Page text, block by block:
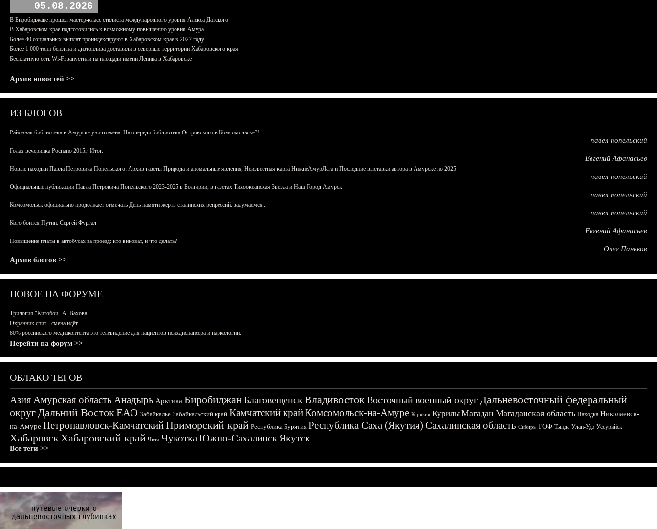
05.08.2026
В Биробиджане прошел мастер-класс стилиста международного уровня Алекса Датского
В Хабаровском крае подготовились к возможному повышению уровня Амура
Более 40 социальных выплат проиндексируют в Хабаровском крае в 2027 году
Более 1 000 тонн бензина и дизтоплива доставили в северные территории Хабаровского края
Бесплатную сеть Wi-Fi запустили на площади имени Ленина в Хабаровске
Архив новостей >>
ИЗ БЛОГОВ
Районная библиотека в Амурске уничтожена. На очереди библиотека Островского в Комсомольске?!
павел попельский
Голая вечеринка Роснано 2015г. Итог.
Евгений Афанасьев
Новые находки Павла Петровича Попельского: Архив газеты Природа и аномальные явления, Неизвестная карта НижнеАмурЛага и Последние выставки автора в Амурске по 2025
павел попельский
Официальные публикации Павла Петровича Попельского 2023-2025 в Болгарии, в газетах Тихоокеанская Звезда и Наш Город Амурск
павел попельский
Комсомольск официально продолжает отмечать День памяти жертв сталинских репрессий: задумаемся...
павел попельский
Кого боится Путин: Сергей Фургал
Евгений Афанасьев
Повышение платы в автобусах за проезд: кто виноват, и что делать?
Олег Паньков
Архив блогов >>
НОВОЕ НА ФОРУМЕ
Трилогия "Китобои" А. Вахова.
Охранник спит - смена идёт
80% российского медиаконтента это телевидение для пациентов психдиспансера и наркологии.
Перейти на форум >>
ОБЛАКО ТЕГОВ
АзияАмурская область Анадырь Арктика БиробиджанБлаговещенскВладивостокВосточный военный округДальневосточный федеральный
округДальний ВостокЕАО Забайкалье Забайкальский край Камчатский крайКомсомольск-на-Амуре Корякия Курилы Магадан Магаданская область Находка Николаевск-
на-Амуре Петропавловск-КамчатскийПриморский край Республика Бурятия Республика Саха (Якутия) Сахалинская область Сибирь ТОФ Тында Улан-Удэ Уссурийск
ХабаровскХабаровский край Чита ЧукоткаЮжно-СахалинскЯкутск
Все теги >>